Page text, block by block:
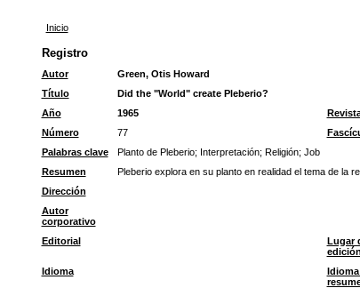
Inicio
Registro
Autor
Green, Otis Howard
Título
Did the "World" create Pleberio?
Año
1965
Número
77
Palabras clave
Planto de Pleberio; Interpretación; Religión; Job
Resumen
Pleberio explora en su planto en realidad el tema de la
Dirección
Autor
corporativo
Editorial
Lugar
edición
Idioma